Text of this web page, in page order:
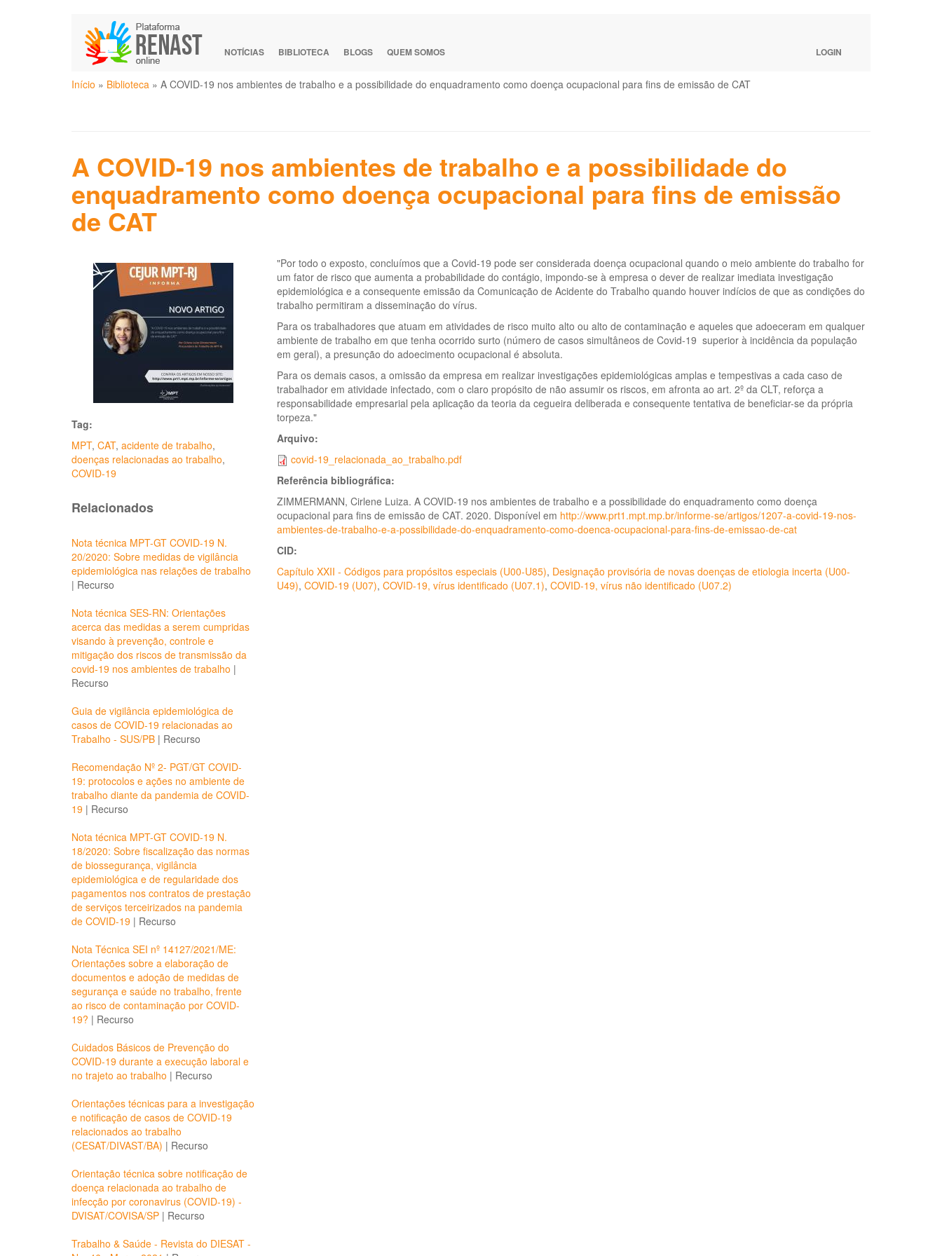
NOTÍCIAS BIBLIOTECA BLOGS QUEM SOMOS LOGIN
Você
Início » Biblioteca » A COVID-19 nos ambientes de trabalho e a possibilidade do enquadramento como doença ocupacional para fins de emissão de CAT
A COVID-19 nos ambientes de trabalho e a possibilidade do
enquadramento como doença ocupacional para fins de emissão
de CAT
Tag:
MPT, CAT, acidente de trabalho,
doenças relacionadas ao trabalho,
COVID-19
Relacionados
Nota técnica MPT-GT COVID-19 N.
20/2020: Sobre medidas de vigilância
epidemiológica nas relações de trabalho
| Recurso
Nota técnica SES-RN: Orientações
acerca das medidas a serem cumpridas
visando à prevenção, controle e
mitigação dos riscos de transmissão da
covid-19 nos ambientes de trabalho |
Recurso
Guia de vigilância epidemiológica de
casos de COVID-19 relacionadas ao
Trabalho - SUS/PB | Recurso
Recomendação Nº 2- PGT/GT COVID-
19: protocolos e ações no ambiente de
trabalho diante da pandemia de COVID-
19 | Recurso
Nota técnica MPT-GT COVID-19 N.
18/2020: Sobre fiscalização das normas
de biossegurança, vigilância
epidemiológica e de regularidade dos
pagamentos nos contratos de prestação
de serviços terceirizados na pandemia
de COVID-19 | Recurso
Nota Técnica SEI nº 14127/2021/ME:
Orientações sobre a elaboração de
documentos e adoção de medidas de
segurança e saúde no trabalho, frente
ao risco de contaminação por COVID-
19? | Recurso
Cuidados Básicos de Prevenção do
COVID-19 durante a execução laboral e
no trajeto ao trabalho | Recurso
Orientações técnicas para a investigação
e notificação de casos de COVID-19
relacionados ao trabalho
(CESAT/DIVAST/BA) | Recurso
Orientação técnica sobre notificação de
doença relacionada ao trabalho de
infecção por coronavirus (COVID-19) -
DVISAT/COVISA/SP | Recurso
Trabalho & Saúde - Revista do DIESAT -
"Por todo o exposto, concluímos que a Covid-19 pode ser considerada doença ocupacional quando o meio ambiente do trabalho for
um fator de risco que aumenta a probabilidade do contágio, impondo-se à empresa o dever de realizar imediata investigação
epidemiológica e a consequente emissão da Comunicação de Acidente do Trabalho quando houver indícios de que as condições do
trabalho permitiram a disseminação do vírus.
Para os trabalhadores que atuam em atividades de risco muito alto ou alto de contaminação e aqueles que adoeceram em qualquer
ambiente de trabalho em que tenha ocorrido surto (número de casos simultâneos de Covid-19 superior à incidência da população
em geral), a presunção do adoecimento ocupacional é absoluta.
Para os demais casos, a omissão da empresa em realizar investigações epidemiológicas amplas e tempestivas a cada caso de
trabalhador em atividade infectado, com o claro propósito de não assumir os riscos, em afronta ao art. 2º da CLT, reforça a
responsabilidade empresarial pela aplicação da teoria da cegueira deliberada e consequente tentativa de beneficiar-se da própria
torpeza."
Arquivo:
covid-19_relacionada_ao_trabalho.pdf
Referência bibliográfica:
ZIMMERMANN, Cirlene Luiza. A COVID-19 nos ambientes de trabalho e a possibilidade do enquadramento como doença
ocupacional para fins de emissão de CAT. 2020. Disponível em http://www.prt1.mpt.mp.br/informe-se/artigos/1207-a-covid-19-nos-
ambientes-de-trabalho-e-a-possibilidade-do-enquadramento-como-doenca-ocupacional-para-fins-de-emissao-de-cat
CID:
Capítulo XXII - Códigos para propósitos especiais (U00-U85), Designação provisória de novas doenças de etiologia incerta (U00-
U49), COVID-19 (U07), COVID-19, vírus identificado (U07.1), COVID-19, vírus não identificado (U07.2)